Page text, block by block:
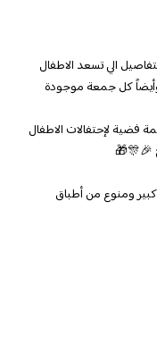
الي تسعد الاطفال
وأيضاً كل جمعة موجودة
فضية لإحتفالات الاطفال
🎉🎊🎁
كبير ومنوع من أطباق